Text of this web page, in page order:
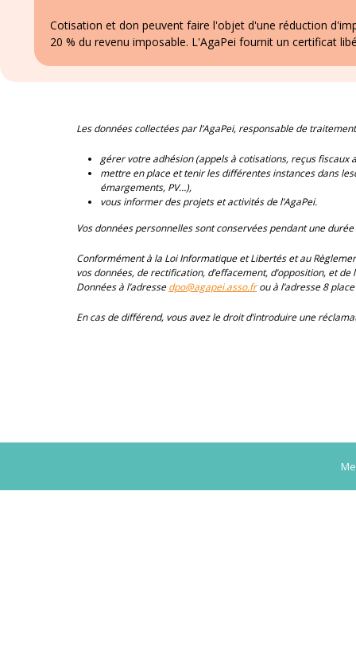
Cotisation et don peuvent faire l'objet d'une réduction
20 % du revenu imposable. L'AgaPei fournit un certificat
Les données collectées par l’AgaPei, responsable de
gérer votre adhésion (appels à cotisations, reçus
mettre en place et tenir les différentes instances dans
émargements, PV…),
vous informer des projets et activités de l’AgaPei.
Vos données personnelles sont conservées pendant une
Conformément à la Loi Informatique et Libertés et au
vos données, de rectification, d’effacement, d’opposition, et
Données à l’adressedpo@agapei.asso.frou à l’adresse 8
En cas de différend, vous avez le droit d’introduire une